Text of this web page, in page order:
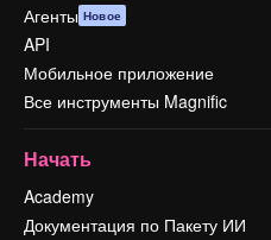
Агенты Новое
API
Мобильное приложение
Все инструменты Magnific
Начать
Academy
Документация по Пакету ИИ